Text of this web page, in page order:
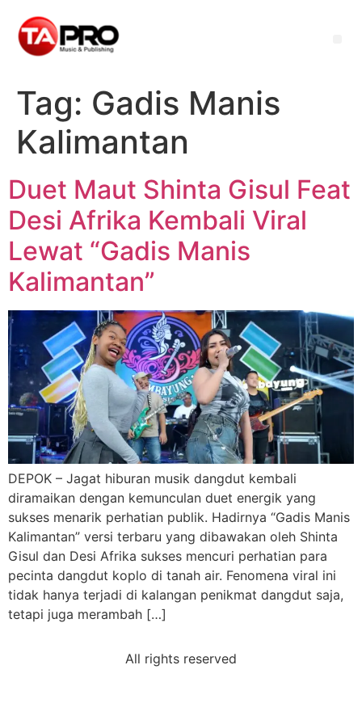
Tag: Gadis Manis
Kalimantan
Duet Maut Shinta Gisul Feat
Desi Afrika Kembali Viral
Lewat “Gadis Manis
Kalimantan”
DEPOK – Jagat hiburan musik dangdut kembali
diramaikan dengan kemunculan duet energik yang
sukses menarik perhatian publik. Hadirnya “Gadis Manis
Kalimantan” versi terbaru yang dibawakan oleh Shinta
Gisul dan Desi Afrika sukses mencuri perhatian para
pecinta dangdut koplo di tanah air. Fenomena viral ini
tidak hanya terjadi di kalangan penikmat dangdut saja,
tetapi juga merambah […]
All rights reserved